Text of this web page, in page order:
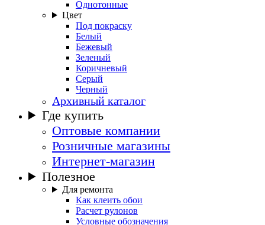
Однотонные
Цвет
Под покраску
Белый
Бежевый
Зеленый
Коричневый
Серый
Черный
Архивный каталог
Где купить
Оптовые компании
Розничные магазины
Интернет-магазин
Полезное
Для ремонта
Как клеить обои
Расчет рулонов
Условные обозначения